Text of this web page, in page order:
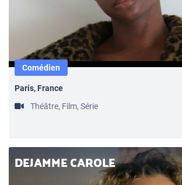
Comédien
Paris, France
Théâtre, Film, Série
DEJAMME CAROLE